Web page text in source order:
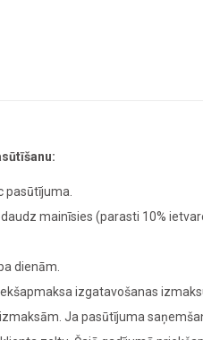
pasūtījuma.
mainīsies (parasti 10%
dienām.
izgatavošanas
Ja pasūtījuma